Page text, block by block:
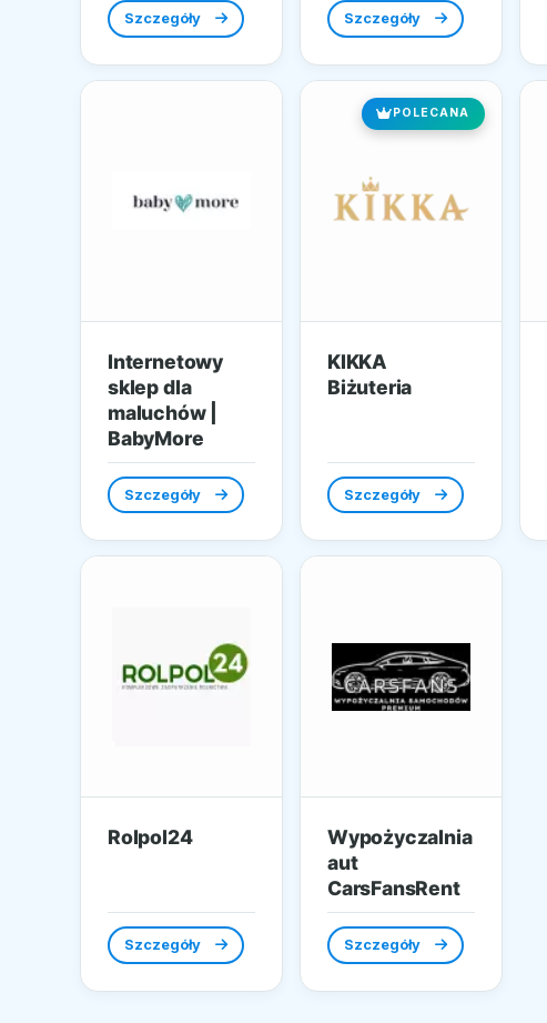
Szczegóły Szczegóły
Internetowy
sklep dla
maluchów |
BabyMore
Szczegóły
POLECANA
KIKKA
Biżuteria
Szczegóły
Rolpol24
Szczegóły
Wypożyczalnia
aut
CarsFansRent
Szczegóły